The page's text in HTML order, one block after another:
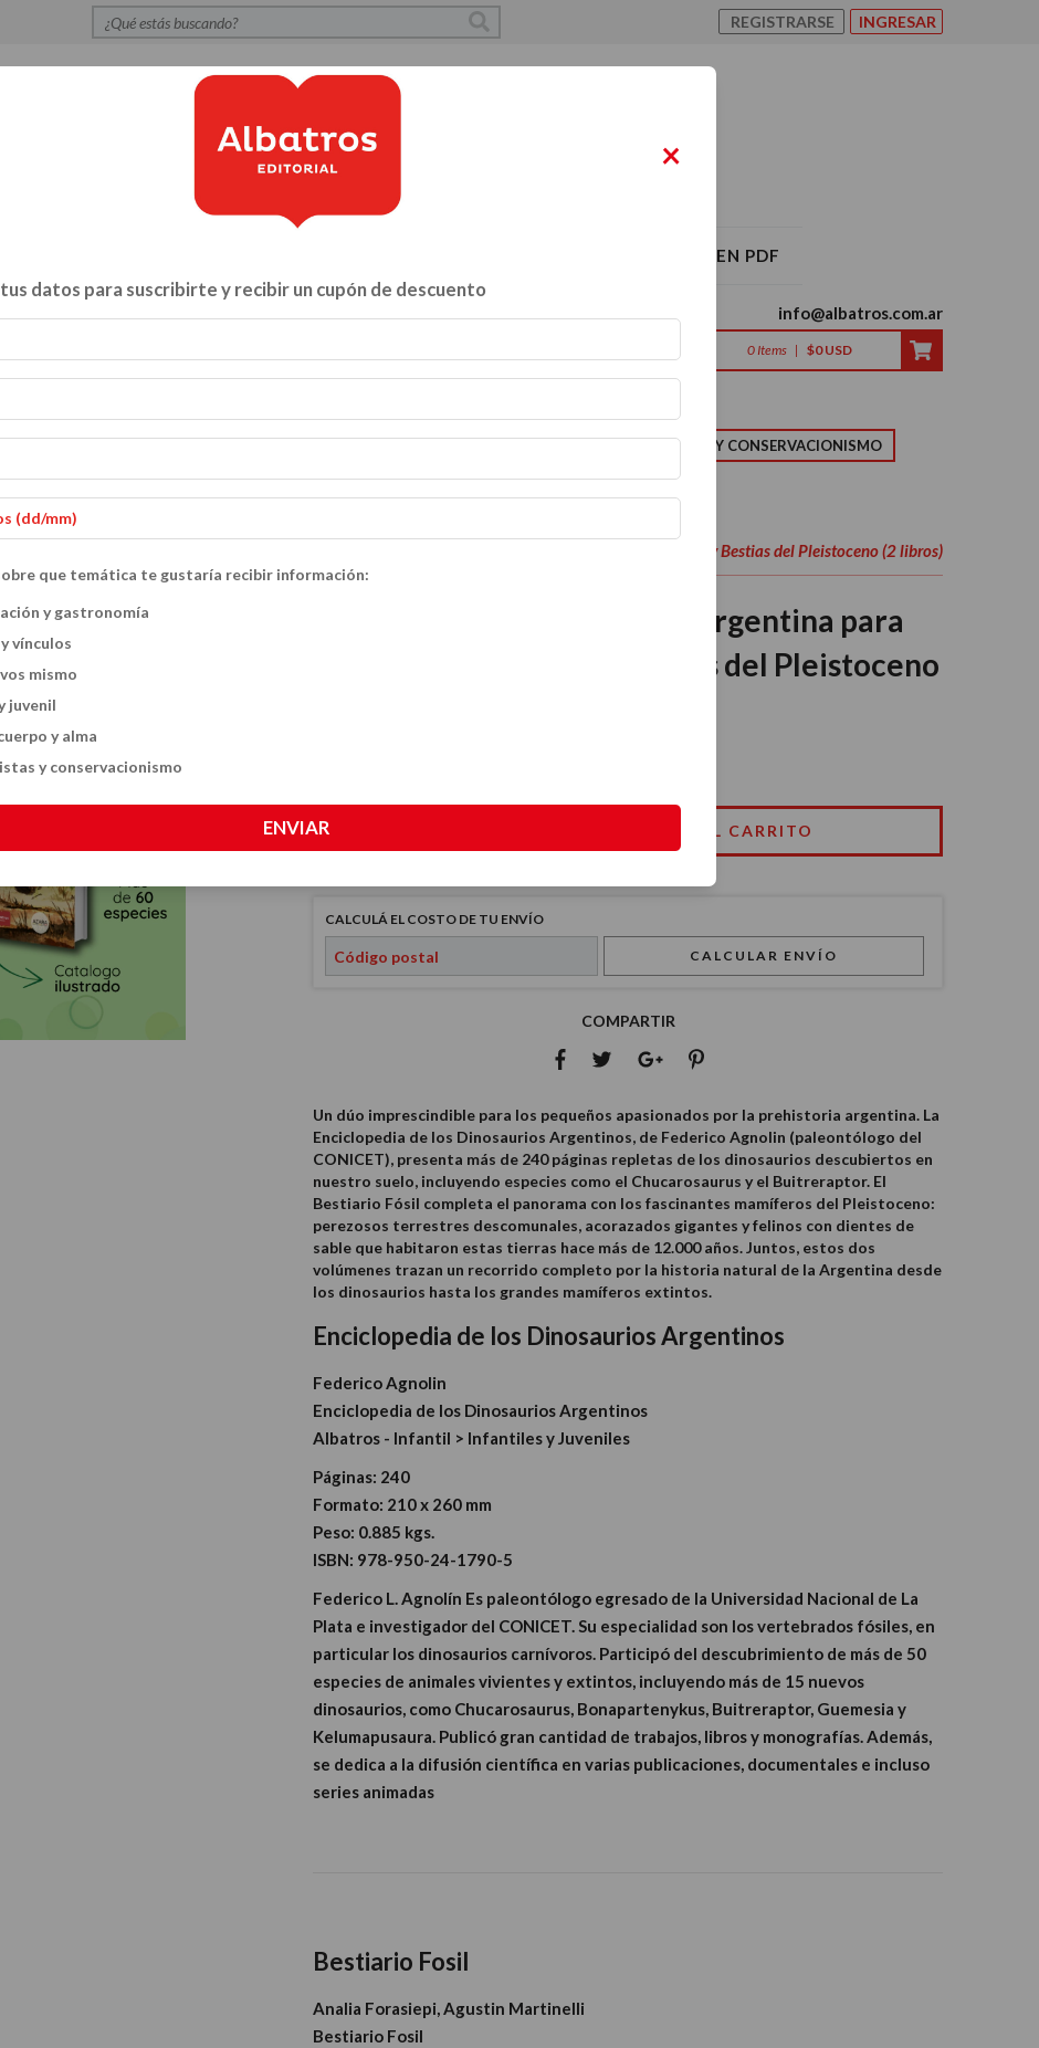
REGISTRARSE INGRESAR
CATÁLOGO ALBATROS 2026 EN PDF
info@albatros.com.ar
0 Items | $0 USD
NATURALEZA Y CONSERVACIONISMO
Colección Historia Natural Argentina para Chicos: Dinosaurios y Bestias del Pleistoceno (2 libros)
Colección Historia Natural Argentina para
Chicos: Dinosaurios y Bestias del Pleistoceno
CALCULÁ EL COSTO DE TU ENVÍO
CALCULAR ENVÍO
COMPARTIR
Un dúo imprescindible para los pequeños apasionados por la prehistoria argentina. La
Enciclopedia de los Dinosaurios Argentinos, de Federico Agnolin (paleontólogo del
CONICET), presenta más de 240 páginas repletas de los dinosaurios descubiertos en
nuestro suelo, incluyendo especies como el Chucarosaurus y el Buitreraptor. El
Bestiario Fósil completa el panorama con los fascinantes mamíferos del Pleistoceno:
perezosos terrestres descomunales, acorazados gigantes y felinos con dientes de
sable que habitaron estas tierras hace más de 12.000 años. Juntos, estos dos
volúmenes trazan un recorrido completo por la historia natural de la Argentina desde
los dinosaurios hasta los grandes mamíferos extintos.
Enciclopedia de los Dinosaurios Argentinos
Federico Agnolin
Enciclopedia de los Dinosaurios Argentinos
Albatros - Infantil > Infantiles y Juveniles
Páginas: 240
Formato: 210 x 260 mm
Peso: 0.885 kgs.
ISBN: 978-950-24-1790-5
Federico L. Agnolín Es paleontólogo egresado de la Universidad Nacional de La
Plata e investigador del CONICET. Su especialidad son los vertebrados fósiles, en
particular los dinosaurios carnívoros. Participó del descubrimiento de más de 50
especies de animales vivientes y extintos, incluyendo más de 15 nuevos
dinosaurios, como Chucarosaurus, Bonapartenykus, Buitreraptor, Guemesia y
Kelumapusaura. Publicó gran cantidad de trabajos, libros y monografías. Además,
se dedica a la difusión científica en varias publicaciones, documentales e incluso
series animadas
Bestiario Fosil
Analia Forasiepi, Agustin Martinelli
Bestiario Fosil
×
datos para suscribirte y recibir un cupón de descuento
que temática te gustaría recibir información:
y gastronomía
vínculos
mismo
juvenil
y alma
y conservacionismo
ENVIAR